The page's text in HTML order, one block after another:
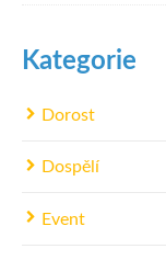
Kategorie
Dorost
Dospělí
Event